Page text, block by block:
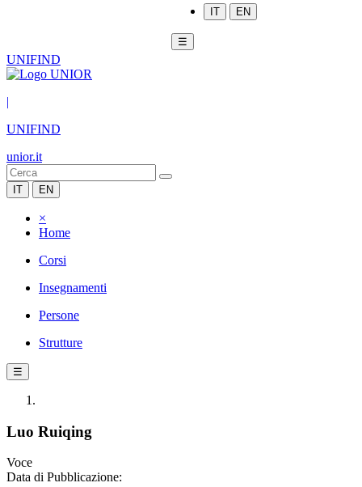
IT EN
☰
UNIFIND
|
UNIFIND
unior.it
IT EN
×
Home
Corsi
Insegnamenti
Persone
Strutture
☰
Luo Ruiqing
Voce
Data di Pubblicazione: